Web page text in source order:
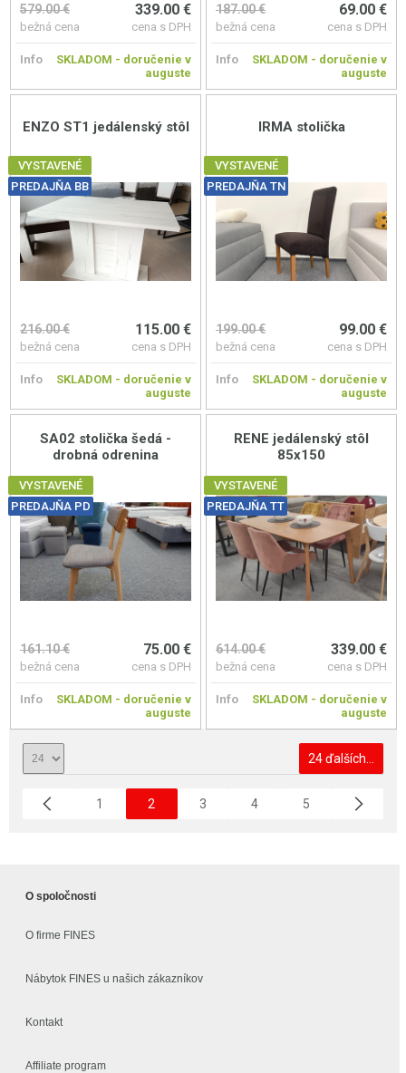
579.00 €
bežná cena
339.00 €
cena s DPH
Info
SKLADOM - doručenie v
auguste
187.00 €
bežná cena
69.00 €
cena s DPH
Info
SKLADOM - doručenie v
auguste
ENZO ST1 jedálenský stôl
VYSTAVENÉ
PREDAJŇA BB
216.00 €
bežná cena
115.00 €
cena s DPH
Info
SKLADOM - doručenie v
auguste
IRMA stolička
VYSTAVENÉ
PREDAJŇA TN
199.00 €
bežná cena
99.00 €
cena s DPH
Info
SKLADOM - doručenie v
auguste
SA02 stolička šedá -
drobná odrenina
VYSTAVENÉ
PREDAJŇA PD
161.10 €
bežná cena
75.00 €
cena s DPH
Info
SKLADOM - doručenie v
auguste
RENE jedálenský stôl
85x150
VYSTAVENÉ
PREDAJŇA TT
614.00 €
bežná cena
339.00 €
cena s DPH
Info
SKLADOM - doručenie v
auguste
24 ďalších...
1 2 3 4 5
O spoločnosti
O firme FINES
Nábytok FINES u našich zákazníkov
Kontakt
Affiliate program